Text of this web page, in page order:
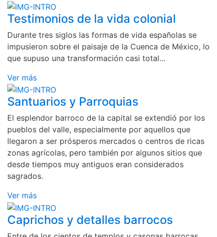
Testimonios de la vida colonial
Durante tres siglos las formas de vida españolas se
impusieron sobre el paisaje de la Cuenca de México, lo
que supuso una transformación casi total...
Ver más
Santuarios y Parroquias
El esplendor barroco de la capital se extendió por los
pueblos del valle, especialmente por aquellos que
llegaron a ser prósperos mercados o centros de ricas
zonas agrícolas, pero también por algunos sitios que
desde tiempos muy antiguos eran considerados
sagrados.
Ver más
Caprichos y detalles barrocos